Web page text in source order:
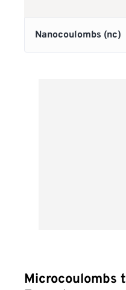
Microcoulombs